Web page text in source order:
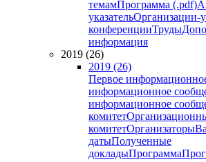
темамПрограмма (.pdf)
указательОрганизации-
конференцииТруды
информация
2019 (26)
2019 (26)
Первое
информационное
информационное
комитет
комитетОрганизаторы
датыПолученные
докладыПрограмма